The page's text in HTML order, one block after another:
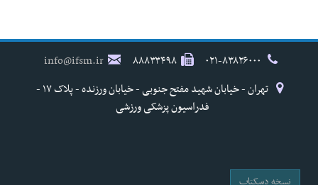
۸۸۸۳۳۴۹۸
info@ifsm.ir
تهران - خیابان شهید مفتح جنوبی - خیابان ورزنده - پلاک ۱۷ -
فدراسیون پزشکی ورزشی